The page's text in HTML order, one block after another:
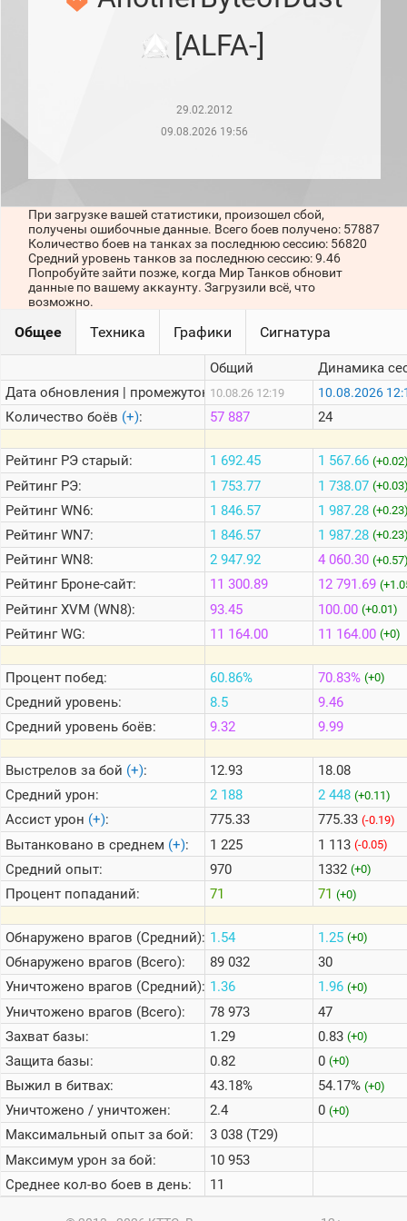
игроков
Кланы
Статистика
стримеров
Информация
Онлайн
Цветовая
шкала
Теlegram
ВК
Портал
Мира
Танков
[ALFA-]
29.02.2012
09.08.2026 19:56
При загрузке вашей статистики, произошел сбой,
получены ошибочные данные. Всего боев получено: 57887
Количество боев на танках за последнюю сессию: 56820
Средний уровень танков за последнюю сессию: 9.46
Попробуйте зайти позже, когда Мир Танков обновит
данные по вашему аккаунту. Загрузили всё, что
возможно.
Общее Техника Графики Сигнатура
Дата обновления | промежуток:
Количество боёв (+):
РейтингРЭ старый:
РейтингРЭ:
РейтингWN6:
РейтингWN7:
РейтингWN8:
РейтингБроне-сайт:
РейтингXVM (WN8):
РейтингWG:
Процент побед:
Средний уровень:
Средний уровень боёв:
Выстрелов за бой (+):
Средний урон:
Ассист урон (+):
Вытанковано в среднем (+):
Средний опыт:
Процент попаданий:
Обнаружено врагов (Средний):
Обнаружено врагов (Всего):
Уничтожено врагов (Средний):
Уничтожено врагов (Всего):
Захват базы:
Защита базы:
Выжил в битвах:
Уничтожено / уничтожен:
Максимальный опыт за бой:
Максимум урон за бой:
Среднее кол-во боев в день:
Общий
10.08.26 12:19
57 887
1 692.45
1 753.77
1 846.57
1 846.57
2 947.92
11 300.89
93.45
11 164.00
60.86%
8.5
9.32
12.93
2 188
775.33
1 225
970
71
1.54
89 032
1.36
78 973
1.29
0.82
43.18%
2.4
3 038 (T29)
10 953
11
Динамика
10.08.2026
24
1 567.66
1 738.07
1 987.28
1 987.28
4 060.30
12 791.69
100.00 (+0.01)
11 164.00 (+0)
70.83% (+0)
9.46
9.99
18.08
2 448 (+0.11)
775.33 (-0.19)
1 113 (-0.05)
1332 (+0)
71 (+0)
1.25 (+0)
30
1.96 (+0)
47
0.83 (+0)
0 (+0)
54.17% (+0)
0 (+0)